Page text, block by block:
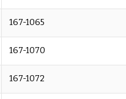
167-1065
167-1070
167-1072